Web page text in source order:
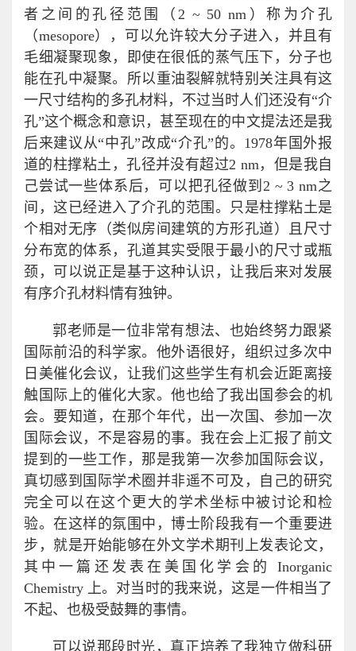
者之间的孔径范围（2 ~ 50 nm）称为介孔
（mesopore），可以允许较大分子进入，并且有
毛细凝聚现象，即使在很低的蒸气压下，分子也
能在孔中凝聚。所以重油裂解就特别关注具有这
一尺寸结构的多孔材料，不过当时人们还没有“介
孔”这个概念和意识，甚至现在的中文提法还是我
后来建议从“中孔”改成“介孔”的。1978年国外报
道的柱撑粘土，孔径并没有超过2 nm，但是我自
己尝试一些体系后，可以把孔径做到2 ~ 3 nm之
间，这已经进入了介孔的范围。只是柱撑粘土是
个相对无序（类似房间建筑的方形孔道）且尺寸
分布宽的体系，孔道其实受限于最小的尺寸或瓶
颈，可以说正是基于这种认识，让我后来对发展
有序介孔材料情有独钟。
郭老师是一位非常有想法、也始终努力跟紧
国际前沿的科学家。他外语很好，组织过多次中
日美催化会议，让我们这些学生有机会近距离接
触国际上的催化大家。他也给了我出国参会的机
会。要知道，在那个年代，出一次国、参加一次
国际会议，不是容易的事。我在会上汇报了前文
提到的一些工作，那是我第一次参加国际会议，
真切感到国际学术圈并非遥不可及，自己的研究
完全可以在这个更大的学术坐标中被讨论和检
验。在这样的氛围中，博士阶段我有一个重要进
步，就是开始能够在外文学术期刊上发表论文，
其中一篇还发表在美国化学会的 Inorganic
Chemistry 上。对当时的我来说，这是一件相当了
不起、也极受鼓舞的事情。
可以说那段时光，真正培养了我独立做科研